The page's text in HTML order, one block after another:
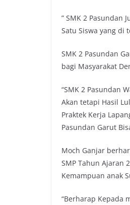
” SMK 2 Pasundan
Satu Siswa yang di
SMK 2 Pasundan
bagi Masyarakat
“SMK 2 Pasundan
Akan tetapi Hasil
Praktek Kerja
Pasundan Garut
Moch Ganjar
SMP Tahun Ajaran
Kemampuan anak
“Berharap Kepada